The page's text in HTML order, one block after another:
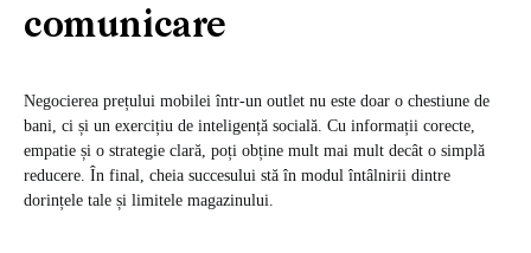
comunicare
Negocierea prețului mobilei într-un outlet nu este doar o chestiune de
bani, ci și un exercițiu de inteligență socială. Cu informații corecte,
empatie și o strategie clară, poți obține mult mai mult decât o simplă
reducere. În final, cheia succesului stă în modul întâlnirii dintre
dorințele tale și limitele magazinului.